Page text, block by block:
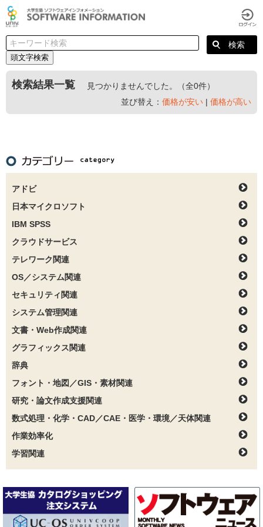
頭文字検索
検索結果一覧
見つかりませんでした。（全0件）
並び替え： 価格が安い | 価格が高い
アドビ
日本マイクロソフト
IBM SPSS
クラウドサービス
テレワーク関連
OS／システム関連
セキュリティ関連
システム管理関連
文書・Web作成関連
グラフィックス関連
辞典
フォント・地図／GIS・素材関連
研究・論文作成支援関連
数式処理・化学・CAD／CAE・医学・環境／天体関連
作業効率化
学習関連